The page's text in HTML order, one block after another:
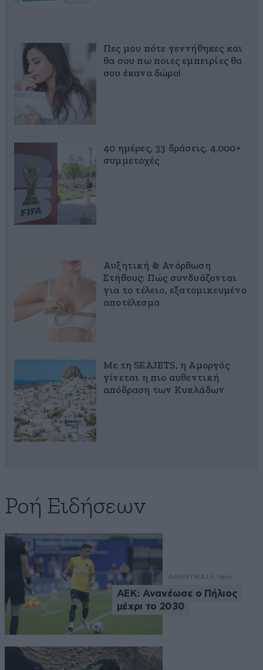
Πες μου πότε γεννήθηκες και
θα σου πω ποιες εμπειρίες θα
σου έκανα δώρο!
40 ημέρες, 33 δράσεις, 4.000+
συμμετοχές
Αυξητική & Ανόρθωση
Στήθους: Πώς συνδυάζονται
για το τέλειο, εξατομικευμένο
αποτέλεσμα
Με τη SEAJETS, η Αμοργός
γίνεται η πιο αυθεντική
απόδραση των Κυκλάδων
Ροή Ειδήσεων
ΑΘΛΗΤΙΚΑ 1 λ. πριν
ΑΕΚ: Ανανέωσε ο Πήλιος
μέχρι το 2030